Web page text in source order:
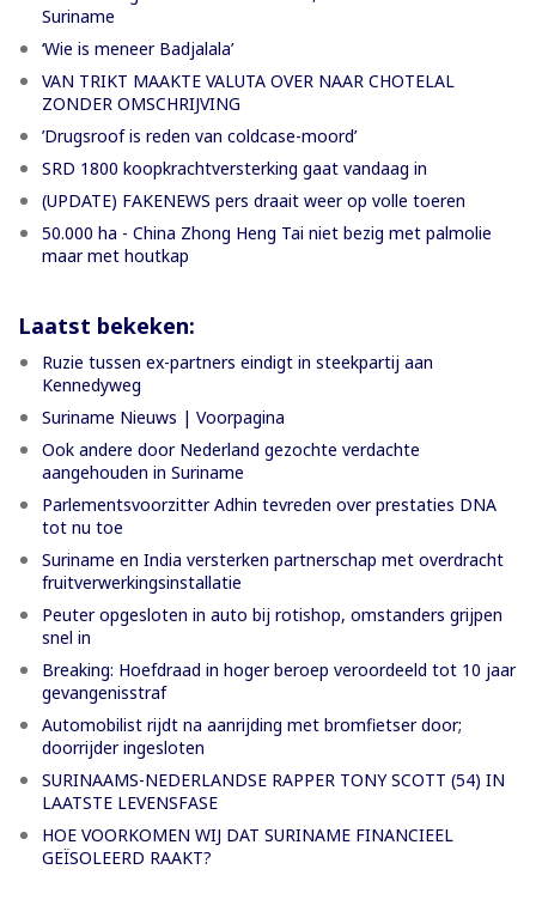
Suriname
‘Wie is meneer Badjalala’
VAN TRIKT MAAKTE VALUTA OVER NAAR CHOTELAL
ZONDER OMSCHRIJVING
’Drugsroof is reden van coldcase-moord’
SRD 1800 koopkrachtversterking gaat vandaag in
(UPDATE) FAKENEWS pers draait weer op volle toeren
50.000 ha - China Zhong Heng Tai niet bezig met palmolie
maar met houtkap
Laatst bekeken:
Ruzie tussen ex-partners eindigt in steekpartij aan
Kennedyweg
Suriname Nieuws | Voorpagina
Ook andere door Nederland gezochte verdachte
aangehouden in Suriname
Parlementsvoorzitter Adhin tevreden over prestaties DNA
tot nu toe
Suriname en India versterken partnerschap met overdracht
fruitverwerkingsinstallatie
Peuter opgesloten in auto bij rotishop, omstanders grijpen
snel in
Breaking: Hoefdraad in hoger beroep veroordeeld tot 10 jaar
gevangenisstraf
Automobilist rijdt na aanrijding met bromfietser door;
doorrijder ingesloten
SURINAAMS-NEDERLANDSE RAPPER TONY SCOTT (54) IN
LAATSTE LEVENSFASE
HOE VOORKOMEN WIJ DAT SURINAME FINANCIEEL
GEÏSOLEERD RAAKT?